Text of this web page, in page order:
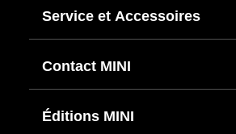
Service et Accessoires
Contact MINI
Éditions MINI